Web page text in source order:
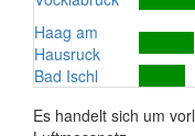
Haag am
Hausruck
Bad Ischl
Es handelt sich um